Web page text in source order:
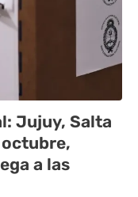
Jujuy, Salta
a las